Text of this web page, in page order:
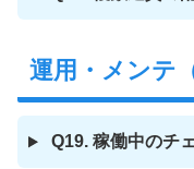
運用・メンテ
Q19. 稼働中のチ